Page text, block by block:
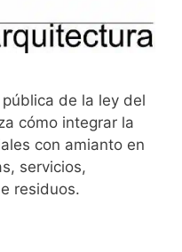
de la ley del
cómo integrar la
con amianto en
servicios,
residuos.